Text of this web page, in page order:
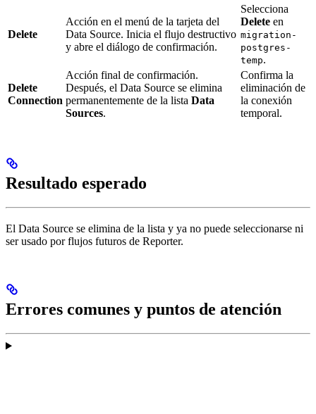
Delete
Acción en el menú de la tarjeta del
Data Source. Inicia el flujo destructivo
y abre el diálogo de confirmación.
Selecciona
Delete en
migration-
postgres-
temp.
Delete
Connection
Acción final de confirmación.
Después, el Data Source se elimina
permanentemente de la lista Data
Sources.
Confirma la
eliminación de
la conexión
temporal.
Resultado esperado
El Data Source se elimina de la lista y ya no puede seleccionarse ni
ser usado por flujos futuros de Reporter.
Errores comunes y puntos de atención